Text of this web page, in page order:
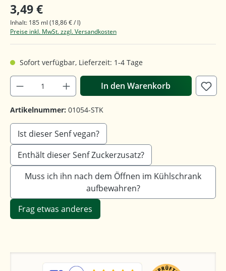
3,49 €
Inhalt: 185 ml (18,86 € / l)
Preise inkl. MwSt. zzgl. Versandkosten
Sofort verfügbar, Lieferzeit: 1-4 Tage
In den Warenkorb
Artikelnummer: 01054-STK
Ist dieser Senf vegan?
Enthält dieser Senf Zuckerzusatz?
Muss ich ihn nach dem Öffnen im Kühlschrank
aufbewahren?
Frag etwas anderes